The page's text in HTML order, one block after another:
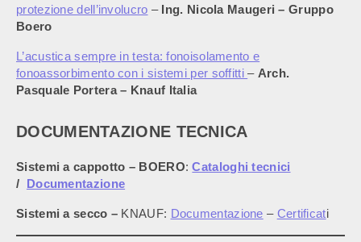
protezione dell’involucro –Ing. Nicola Maugeri – Gruppo
Boero
L’acustica sempre in testa: fonoisolamento e
fonoassorbimento con i sistemi per soffitti– Arch.
Pasquale Portera – Knauf Italia
DOCUMENTAZIONE TECNICA
Sistemi a cappotto – BOERO:Cataloghi tecnici
/ Documentazione
Sistemi a secco – KNAUF: Documentazione – Certificati